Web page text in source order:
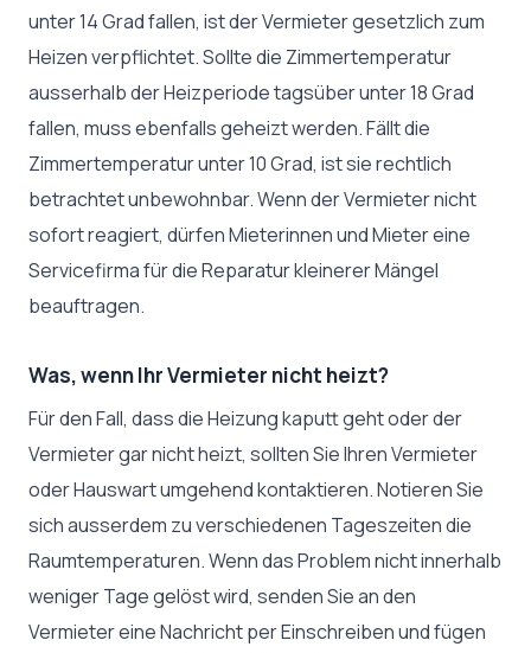
unter 14 Grad fallen, ist der Vermieter gesetzlich zum
Heizen verpflichtet. Sollte die Zimmertemperatur
ausserhalb der Heizperiode tagsüber unter 18 Grad
fallen, muss ebenfalls geheizt werden. Fällt die
Zimmertemperatur unter 10 Grad, ist sie rechtlich
betrachtet unbewohnbar. Wenn der Vermieter nicht
sofort reagiert, dürfen Mieterinnen und Mieter eine
Servicefirma für die Reparatur kleinerer Mängel
beauftragen.
Was, wenn Ihr Vermieter nicht heizt?
Für den Fall, dass die Heizung kaputt geht oder der
Vermieter gar nicht heizt, sollten Sie Ihren Vermieter
oder Hauswart umgehend kontaktieren. Notieren Sie
sich ausserdem zu verschiedenen Tageszeiten die
Raumtemperaturen. Wenn das Problem nicht innerhalb
weniger Tage gelöst wird, senden Sie an den
Vermieter eine Nachricht per Einschreiben und fügen